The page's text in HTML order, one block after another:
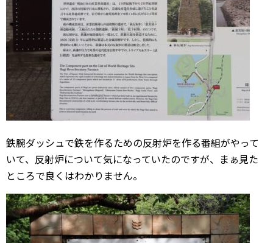
鉄腕ダッシュで鉄を作るための反射炉を作る番組がやって
いて、反射炉について気になっていたのですが、まぁ見た
ところで良くはわかりません。